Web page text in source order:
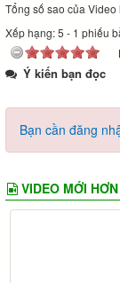
Tổng số sao của
Xếp hạng:5 - 1 phiếu
Ý kiến bạn đọc
Bạn cần đăng
VIDEO MỚI HƠN